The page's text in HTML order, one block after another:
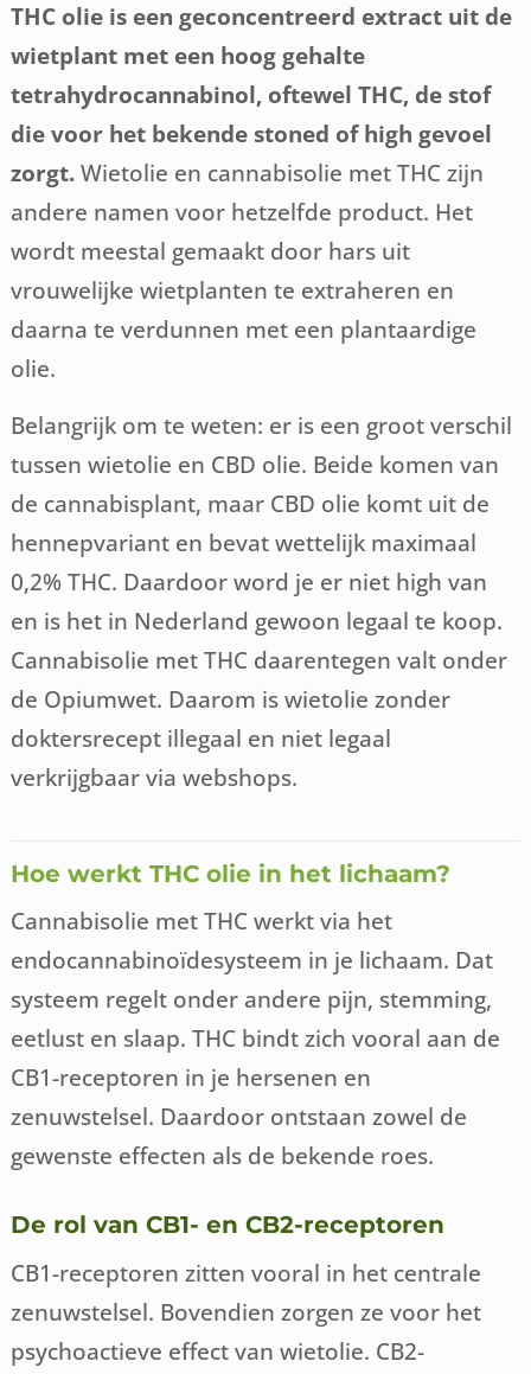
THC olie is een geconcentreerd extract uit de
wietplant met een hoog gehalte
tetrahydrocannabinol, oftewel THC, de stof
die voor het bekende stoned of high gevoel
zorgt. Wietolie en cannabisolie met THC zijn
andere namen voor hetzelfde product. Het
wordt meestal gemaakt door hars uit
vrouwelijke wietplanten te extraheren en
daarna te verdunnen met een plantaardige
olie.
Belangrijk om te weten: er is een groot verschil
tussen wietolie en CBD olie. Beide komen van
de cannabisplant, maar CBD olie komt uit de
hennepvariant en bevat wettelijk maximaal
0,2% THC. Daardoor word je er niet high van
en is het in Nederland gewoon legaal te koop.
Cannabisolie met THC daarentegen valt onder
de Opiumwet. Daarom is wietolie zonder
doktersrecept illegaal en niet legaal
verkrijgbaar via webshops.
Hoe werkt THC olie in het lichaam?
Cannabisolie met THC werkt via het
endocannabinoïdesysteem in je lichaam. Dat
systeem regelt onder andere pijn, stemming,
eetlust en slaap. THC bindt zich vooral aan de
CB1-receptoren in je hersenen en
zenuwstelsel. Daardoor ontstaan zowel de
gewenste effecten als de bekende roes.
De rol van CB1- en CB2-receptoren
CB1-receptoren zitten vooral in het centrale
zenuwstelsel. Bovendien zorgen ze voor het
psychoactieve effect van wietolie. CB2-